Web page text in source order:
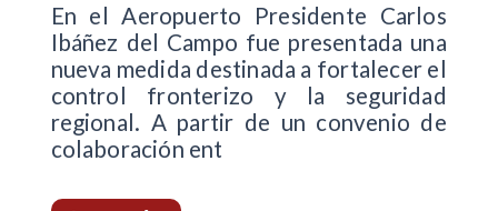
En el Aeropuerto Presidente Carlos
Ibáñez del Campo fue presentada una
nueva medida destinada a fortalecer el
control fronterizo y la seguridad
regional. A partir de un convenio de
colaboración ent